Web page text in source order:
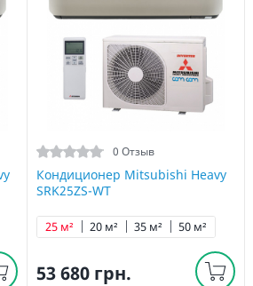
0 Отзыв
Кондиционер Mitsubishi Heavy
SRK25ZS-WT
20 м²
25 м² 35 м² 50 м²
53 680 грн.